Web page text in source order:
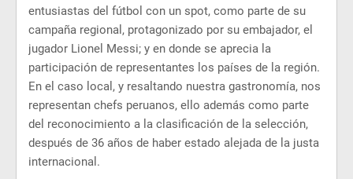
entusiastas del fútbol con un spot, como parte de su
campaña regional, protagonizado por su embajador, el
jugador Lionel Messi; y en donde se aprecia la
participación de representantes los países de la región.
En el caso local, y resaltando nuestra gastronomía, nos
representan chefs peruanos, ello además como parte
del reconocimiento a la clasificación de la selección,
después de 36 años de haber estado alejada de la justa
internacional.